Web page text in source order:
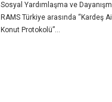
Sosyal Yardımlaşma ve
RAMS Türkiye arasında “Kardeş
Konut Protokolü”...